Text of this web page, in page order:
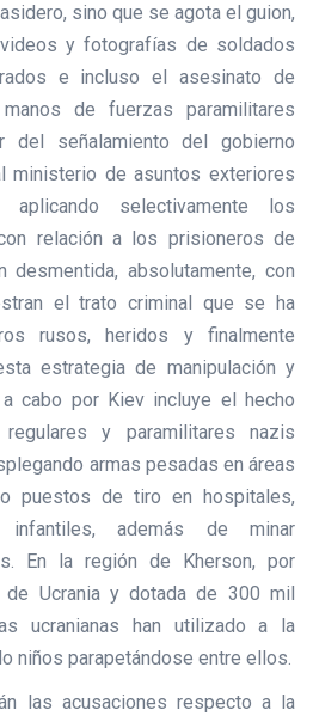
sino que se agota el guion,
y fotografías de soldados
e incluso el asesinato de
de fuerzas paramilitares
señalamiento del gobierno
ministerio de asuntos exteriores
aplicando selectivamente los
relación a los prisioneros de
desmentida, absolutamente, con
el trato criminal que se ha
rusos, heridos y finalmente
estrategia de manipulación y
cabo por Kiev incluye el hecho
y paramilitares nazis
armas pesadas en áreas
puestos de tiro en hospitales,
además de minar
En la región de Kherson, por
Ucrania y dotada de 300 mil
ucranianas han utilizado a la
niños parapetándose entre ellos.
las acusaciones respecto a la